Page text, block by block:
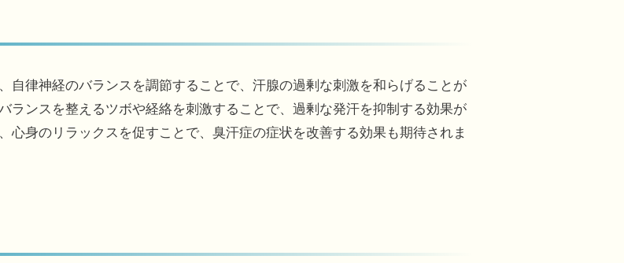
自律神経のバランスを調節することで、汗腺の過剰な刺激を和らげることが
ランスを整えるツボや経絡を刺激することで、過剰な発汗を抑制する効果が
心身のリラックスを促すことで、臭汗症の症状を改善する効果も期待されま